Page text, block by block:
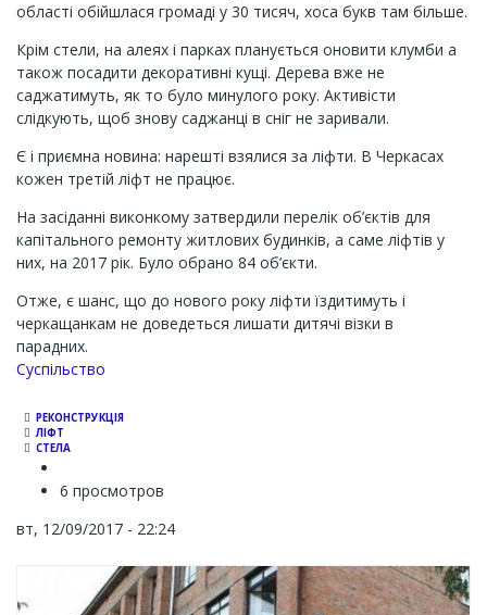
області обійшлася громаді у 30 тисяч, хоса букв там більше.
Крім стели, на алеях і парках планується оновити клумби а
також посадити декоративні кущі. Дерева вже не
саджатимуть, як то було минулого року. Активісти
слідкують, щоб знову саджанці в сніг не заривали.
Є і приємна новина: нарешті взялися за ліфти. В Черкасах
кожен третій ліфт не працює.
На засіданні виконкому затвердили перелік об’єктів для
капітального ремонту житлових будинків, а саме ліфтів у
них, на 2017 рік. Було обрано 84 об’єкти.
Отже, є шанс, що до нового року ліфти їздитимуть і
черкащанкам не доведеться лишати дитячі візки в
парадних.
Суспільство
РЕКОНСТРУКЦІЯ
ЛІФТ
СТЕЛА
6 просмотров
вт, 12/09/2017 - 22:24